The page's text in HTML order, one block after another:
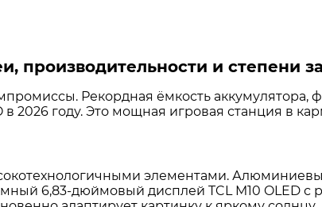
производительности и степени
Рекордная ёмкость
2026 году. Это мощная игровая станция в
элементами.
6,83-дюймовый дисплей TCL M10 OLED с